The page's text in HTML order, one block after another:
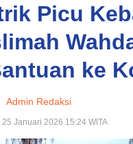
Picu
ke
Admin Redaksi
Januari 2026 15:24 WITA